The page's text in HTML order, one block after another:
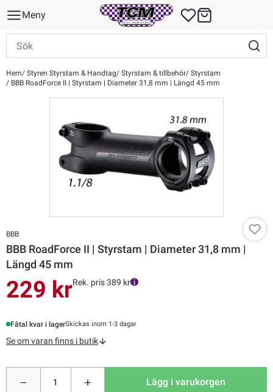
Meny
Hem Styren Styrstam & Handtag Styrstam & tillbehör Styrstam
BBB RoadForce II | Styrstam | Diameter 31,8 mm | Längd 45 mm
BBB
BBB RoadForce II | Styrstam | Diameter 31,8 mm |
Längd 45 mm
229 krRek. pris 389 kr
Fåtal kvar i lagerSkickas inom 1-3 dagar
Se om varan finns i butik
Lägg i varukorgen